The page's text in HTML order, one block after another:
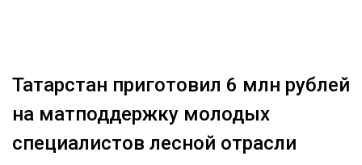
Татарстан приготовил 6 млн рублей
на матподдержку молодых
специалистов лесной отрасли